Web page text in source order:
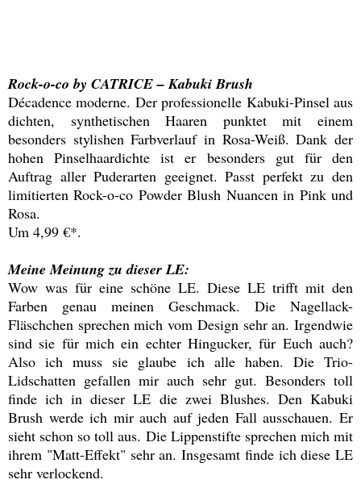
Rock-o-co by CATRICE – Kabuki Brush
Décadence moderne. Der professionelle Kabuki-Pinsel aus
dichten, synthetischen Haaren punktet mit einem
besonders stylishen Farbverlauf in Rosa-Weiß. Dank der
hohen Pinselhaardichte ist er besonders gut für den
Auftrag aller Puderarten geeignet. Passt perfekt zu den
limitierten Rock-o-co Powder Blush Nuancen in Pink und
Rosa.
Um 4,99 €*.
Meine Meinung zu dieser LE:
Wow was für eine schöne LE. Diese LE trifft mit den
Farben genau meinen Geschmack. Die Nagellack-
Fläschchen sprechen mich vom Design sehr an. Irgendwie
sind sie für mich ein echter Hingucker, für Euch auch?
Also ich muss sie glaube ich alle haben. Die Trio-
Lidschatten gefallen mir auch sehr gut. Besonders toll
finde ich in dieser LE die zwei Blushes. Den Kabuki
Brush werde ich mir auch auf jeden Fall ausschauen. Er
sieht schon so toll aus. Die Lippenstifte sprechen mich mit
ihrem "Matt-Effekt" sehr an. Insgesamt finde ich diese LE
sehr verlockend.